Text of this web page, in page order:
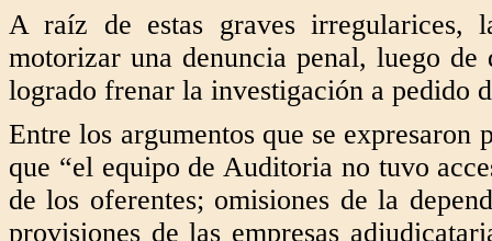
A raíz de estas graves irregularices,
motorizar una denuncia penal, luego
logrado frenar la investigación a pedido
Entre los argumentos que se
que “el equipo de Auditoria no tuvo
de los oferentes; omisiones de la
provisiones de las empresas